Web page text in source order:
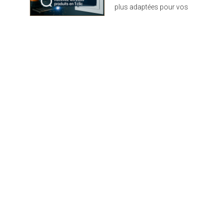
sécurité. Le volet est
plus adaptées pour vos